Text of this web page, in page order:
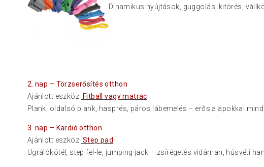
Dinamikus nyújtások, guggolás, kitörés,
2. nap – Törzserősítés otthon
Ajánlott eszköz: Fitball vagy matrac
Plank, oldalsó plank, hasprés, páros lábemelés – erős alapokkal
3. nap – Kardió otthon
Ajánlott eszköz: Step pad
Ugrálókötél, step fel-le, jumping jack – zsírégetés vidáman, húsvéti